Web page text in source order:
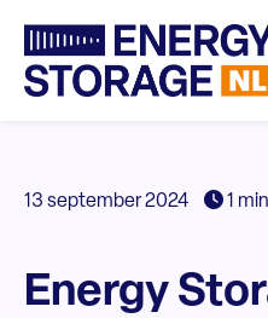
13 september 2024 1
Energy